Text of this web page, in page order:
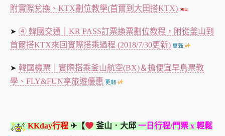
附實際兌換、KTX劃位教學(首爾到大田搭KTX)
➤ ④ 韓國交通｜KR PASS訂票換票劃位教程，附從釜山到
首爾搭KTX來回實際搭乘過程 (2018/7/30更新)
➤ 韓國機票｜實際搭乘釜山航空(BX)＆搶便宜早鳥票教
學、FLY&FUN享旅遊優惠
KKday行程 ✈【 釜山．大邱一日行程/門票 x 輕鬆